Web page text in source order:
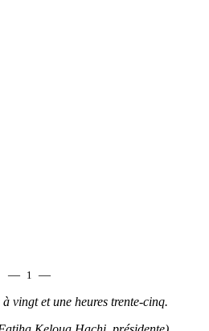
— 1 —
à vingt et une heures trente-cinq.